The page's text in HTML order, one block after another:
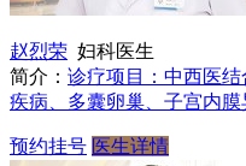
赵烈荣 妇科医生
简介： 诊疗项目：中西医
疾病、多囊卵巢、子宫内膜
预约挂号 医生详情